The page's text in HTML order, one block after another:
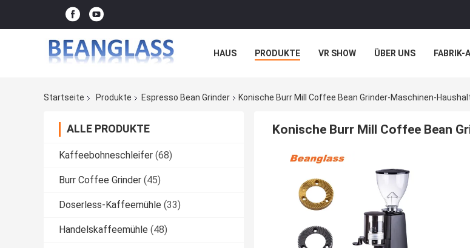
HAUS PRODUKTE VR SHOW ÜBER UNS FABRIK-
Startseite
Produkte Espresso Bean Grinder Konische Burr Mill Coffee Bean Grinder-Maschinen-
ALLE PRODUKTE
Kaffeebohneschleifer (68)
Burr Coffee Grinder (45)
Doserless-Kaffeemühle (33)
Handelskaffeemühle (48)
Konische Burr Mill Coffee Bean